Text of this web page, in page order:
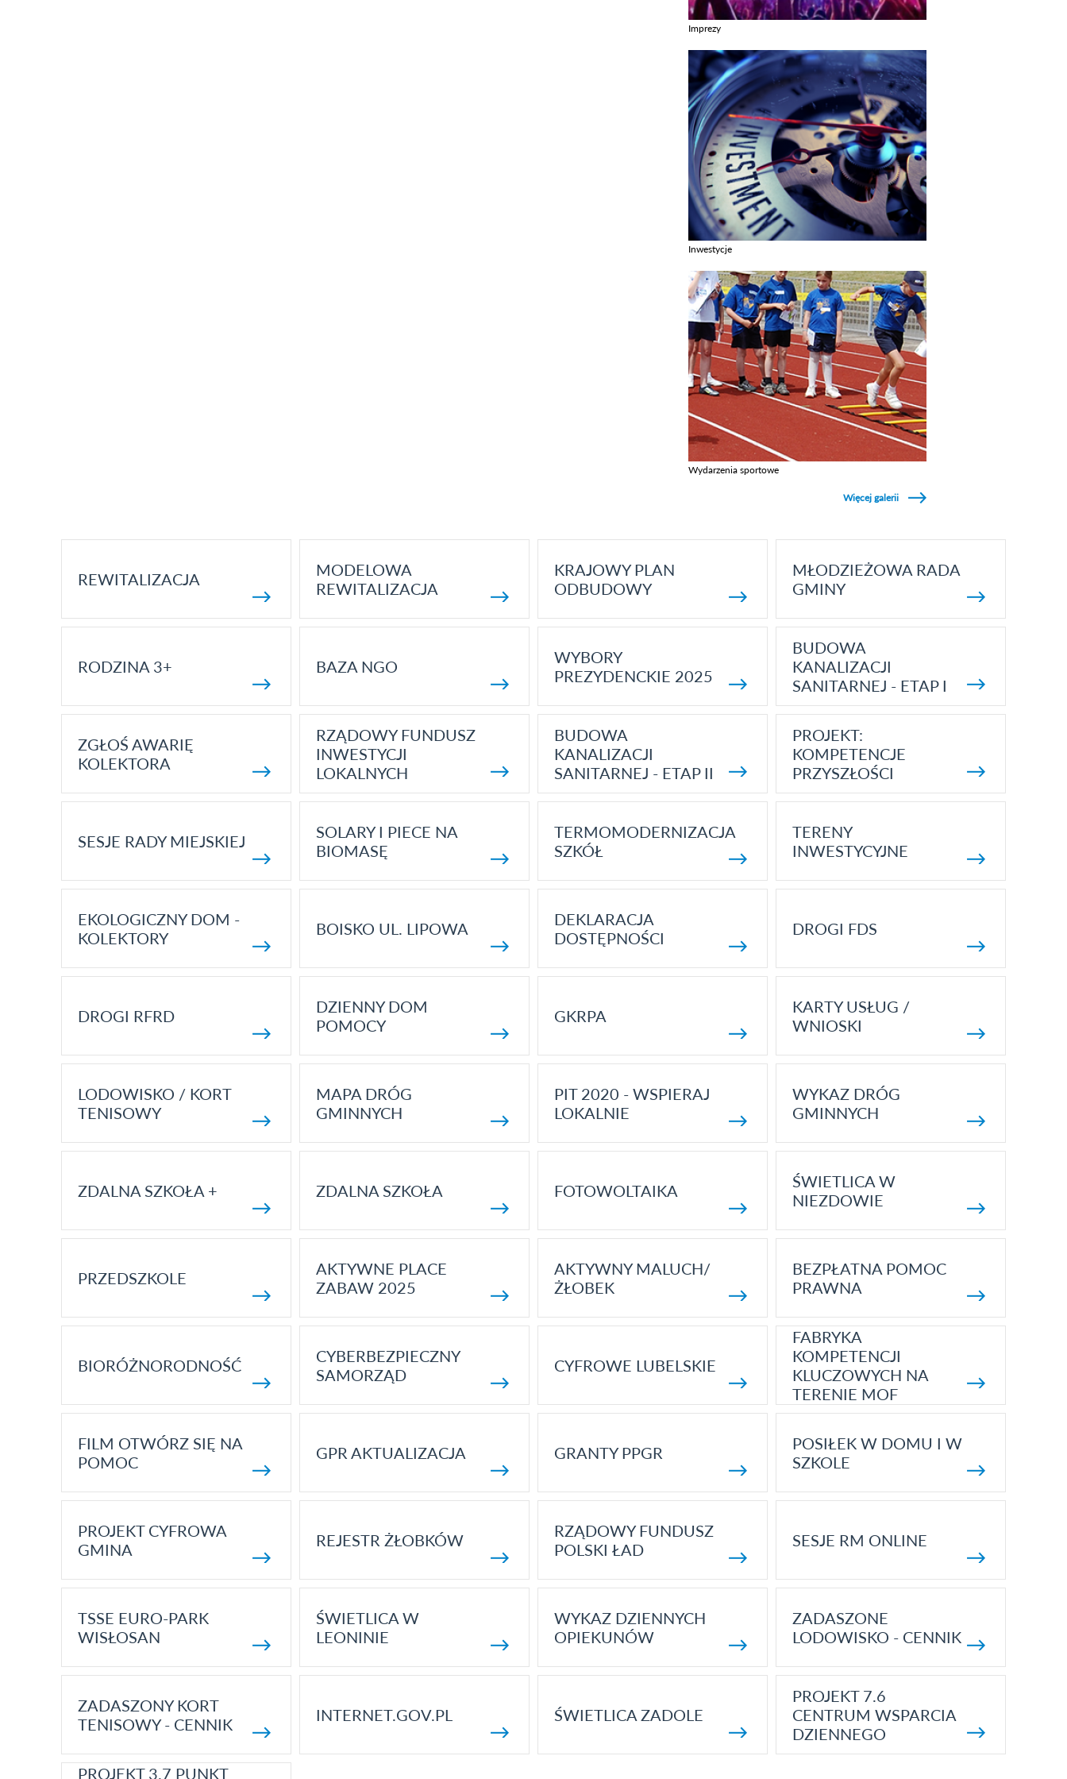
Imprezy
Inwestycje
Wydarzenia sportowe
Więcej galerii
REWITALIZACJA
MODELOWA
REWITALIZACJA
KRAJOWY PLAN
ODBUDOWY
MŁODZIEŻOWA RADA
GMINY
RODZINA 3+ BAZA NGO
WYBORY
PREZYDENCKIE 2025
BUDOWA
KANALIZACJI
SANITARNEJ - ETAP I
ZGŁOŚ AWARIĘ
KOLEKTORA
RZĄDOWY FUNDUSZ
INWESTYCJI
LOKALNYCH
BUDOWA
KANALIZACJI
SANITARNEJ - ETAP II
PROJEKT:
KOMPETENCJE
PRZYSZŁOŚCI
SESJE RADY MIEJSKIEJ
SOLARY I PIECE NA
BIOMASĘ
TERMOMODERNIZACJA
SZKÓŁ
TERENY
INWESTYCYJNE
EKOLOGICZNY DOM -
KOLEKTORY
BOISKO UL. LIPOWA
DEKLARACJA
DOSTĘPNOŚCI
DROGI FDS
DROGI RFRD
DZIENNY DOM
POMOCY
GKRPA
KARTY USŁUG /
WNIOSKI
LODOWISKO / KORT
TENISOWY
MAPA DRÓG
GMINNYCH
PIT 2020 - WSPIERAJ
LOKALNIE
WYKAZ DRÓG
GMINNYCH
ZDALNA SZKOŁA + ZDALNA SZKOŁA FOTOWOLTAIKA
ŚWIETLICA W
NIEZDOWIE
PRZEDSZKOLE
AKTYWNE PLACE
ZABAW 2025
AKTYWNY MALUCH/
ŻŁOBEK
BEZPŁATNA POMOC
PRAWNA
BIORÓŻNORODNOŚĆ
CYBERBEZPIECZNY
SAMORZĄD
CYFROWE LUBELSKIE
FABRYKA
KOMPETENCJI
KLUCZOWYCH NA
TERENIE MOF
FILM OTWÓRZ SIĘ NA
POMOC
GPR AKTUALIZACJA GRANTY PPGR
POSIŁEK W DOMU I W
SZKOLE
PROJEKT CYFROWA
GMINA
REJESTR ŻŁOBKÓW
RZĄDOWY FUNDUSZ
POLSKI ŁAD
SESJE RM ONLINE
TSSE EURO-PARK
WISŁOSAN
ŚWIETLICA W
LEONINIE
WYKAZ DZIENNYCH
OPIEKUNÓW
ZADASZONE
LODOWISKO - CENNIK
ZADASZONY KORT
TENISOWY - CENNIK
INTERNET.GOV.PL ŚWIETLICA ZADOLE
PROJEKT 7.6
CENTRUM WSPARCIA
DZIENNEGO
PROJEKT 3.7 PUNKT